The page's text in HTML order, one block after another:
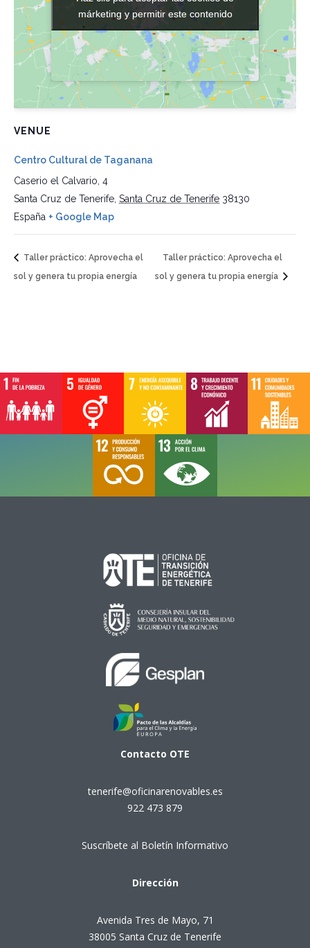
VENUE
Centro Cultural de Taganana
Caserio el Calvario, 4
Santa Cruz de Tenerife Santa Cruz de Tenerife 38130
España + Google Map
márketing y permitir este contenido
márketing y permitir este contenido
Taller práctico: Aprovecha el
sol y genera tu propia energía
Taller práctico: Aprovecha el
sol y genera tu propia energía
Contacto OTE
tenerife@oficinarenovables.es
922 473 879
Suscríbete al Boletín Informativo
Dirección
Avenida Tres de Mayo, 71
38005 Santa Cruz de Tenerife